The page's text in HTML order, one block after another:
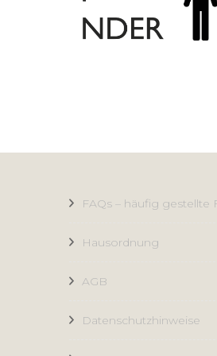
FAQs – häufig gestellte
Hausordnung
AGB
Datenschutzhinweise